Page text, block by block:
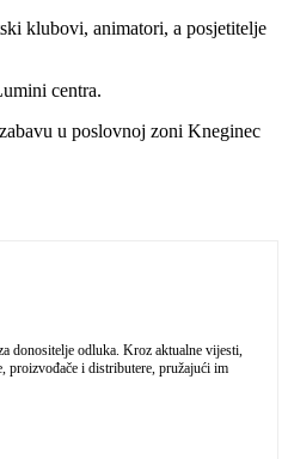
klubovi, animatori, a posjetitelje
centra.
u poslovnoj zoni Kneginec
donositelje odluka. Kroz aktualne vijesti,
proizvođače i distributere, pružajući im